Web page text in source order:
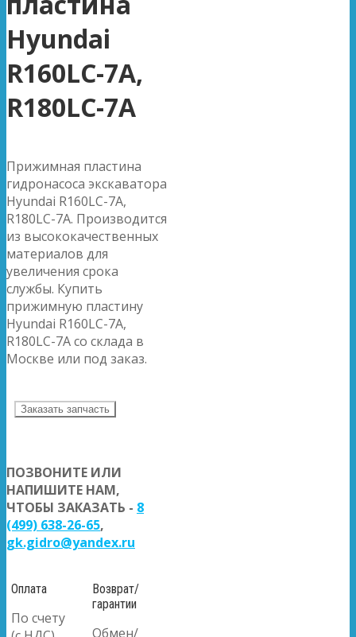
Hyundai
R160LC-7A,
R180LC-7A
Прижимная пластина
гидронасоса экскаватора
Hyundai R160LC-7A,
R180LC-7A. Производится
из высококачественных
материалов для
увеличения срока
службы. Купить
прижимную пластину
Hyundai R160LC-7A,
R180LC-7A со склада в
Москве или под заказ.
Заказать запчасть
ПОЗВОНИТЕ ИЛИ
НАПИШИТЕ НАМ,
ЧТОБЫ ЗАКАЗАТЬ - 8
(499) 638-26-65,
gk.gidro@yandex.ru
Оплата
По счету
Возврат/
гарантии
Обмен/